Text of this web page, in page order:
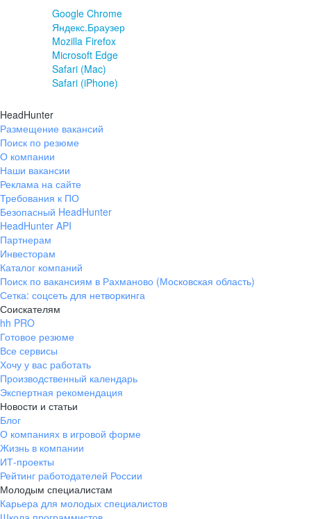
Google Chrome
Яндекс.Браузер
Mozilla Firefox
Microsoft Edge
Safari (Mac)
Safari (iPhone)
HeadHunter
Размещение вакансий
Поиск по резюме
О компании
Наши вакансии
Реклама на сайте
Требования к ПО
Безопасный HeadHunter
HeadHunter API
Партнерам
Инвесторам
Каталог компаний
Поиск по вакансиям в Рахманово (Московская область)
Сетка: соцсеть для нетворкинга
Соискателям
hh PRO
Готовое резюме
Все сервисы
Хочу у вас работать
Производственный календарь
Экспертная рекомендация
Новости и статьи
Блог
О компаниях в игровой форме
Жизнь в компании
ИТ-проекты
Рейтинг работодателей России
Молодым специалистам
Карьера для молодых специалистов